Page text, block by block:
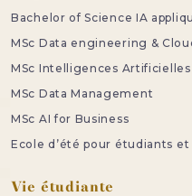
Bachelor of Science IA
MSc Data engineering &
MSc Intelligences
MSc Data Management
MSc AI for Business
Ecole d’été pour étudiants et
Vie étudiante